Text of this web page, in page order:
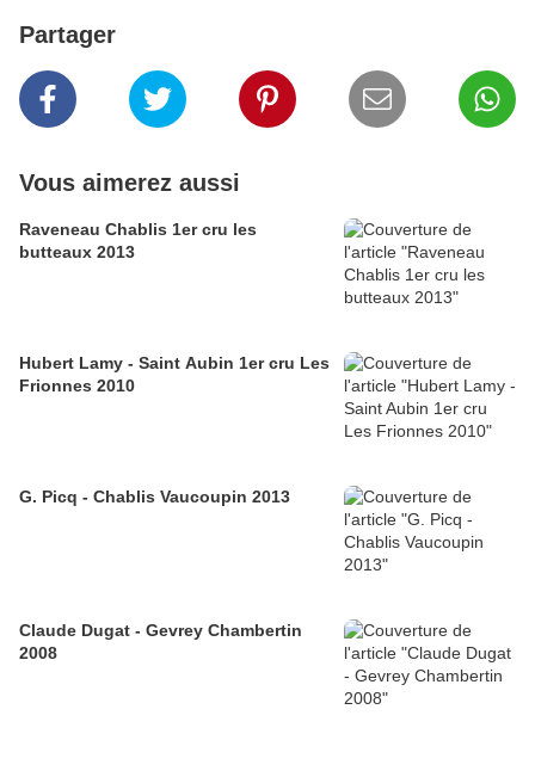
Partager
Vous aimerez aussi
Raveneau Chablis 1er cru les
butteaux 2013
Hubert Lamy - Saint Aubin 1er cru Les
Frionnes 2010
G. Picq - Chablis Vaucoupin 2013
Claude Dugat - Gevrey Chambertin
2008